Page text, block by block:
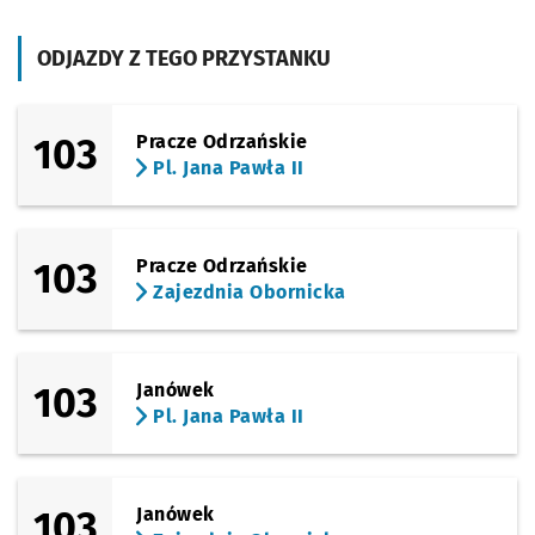
Wojanowska
Chwałkowska
Brodzka
ODJAZDY Z TEGO PRZYSTANKU
103
Pracze Odrzańskie
Pl. Jana Pawła II
103
Pracze Odrzańskie
Zajezdnia Obornicka
103
Janówek
Pl. Jana Pawła II
Janówek